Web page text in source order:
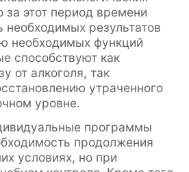
за этот период времени
результатов
необходимых функций
способствуют как
от алкоголя, так
утраченного
уровне.
программы
продолжения
условиях, но при